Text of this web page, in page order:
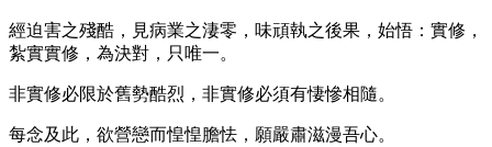
經迫害之殘酷，見病業之淒零，味頑執之後果，始悟：實修，
紮實實修，為決對，只唯一。
非實修必限於舊勢酷烈，非實修必須有悽慘相隨。
每念及此，欲營戀而惶惶膽怯，願嚴肅滋漫吾心。